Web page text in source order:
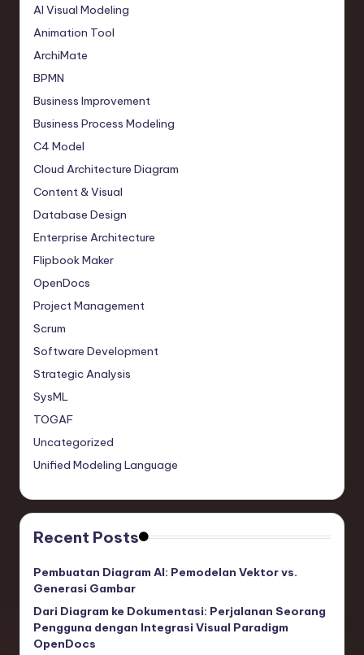
AI Visual Modeling
Animation Tool
ArchiMate
BPMN
Business Improvement
Business Process Modeling
C4 Model
Cloud Architecture Diagram
Content & Visual
Database Design
Enterprise Architecture
Flipbook Maker
OpenDocs
Project Management
Scrum
Software Development
Strategic Analysis
SysML
TOGAF
Uncategorized
Unified Modeling Language
Recent Posts
Pembuatan Diagram AI: Pemodelan Vektor vs.
Generasi Gambar
Dari Diagram ke Dokumentasi: Perjalanan Seorang
Pengguna dengan Integrasi Visual Paradigm
OpenDocs